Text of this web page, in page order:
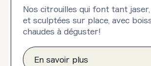
Nos citrouilles qui font tant
et sculptées sur place, avec
chaudes à déguster!
En savoir plus